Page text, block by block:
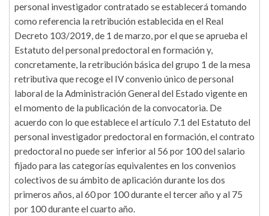
personal investigador contratado se establecerá tomando
como referencia la retribución establecida en el Real
Decreto 103/2019, de 1 de marzo, por el que se aprueba el
Estatuto del personal predoctoral en formación y,
concretamente, la retribución básica del grupo 1 de la mesa
retributiva que recoge el IV convenio único de personal
laboral de la Administración General del Estado vigente en
el momento de la publicación de la convocatoria. De
acuerdo con lo que establece el artículo 7.1 del Estatuto del
personal investigador predoctoral en formación, el contrato
predoctoral no puede ser inferior al 56 por 100 del salario
fijado para las categorías equivalentes en los convenios
colectivos de su ámbito de aplicación durante los dos
primeros años, al 60 por 100 durante el tercer año y al 75
por 100 durante el cuarto año.